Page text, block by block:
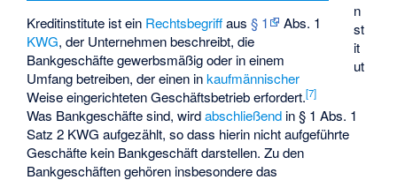
n
st
it
ut
Kreditinstitute ist ein Rechtsbegriffaus§ 1
Abs. 1
KWG, der Unternehmen beschreibt, die
Bankgeschäfte gewerbsmäßig oder in einem
Umfang betreiben, der einen inkaufmännischer
Weise eingerichteten Geschäftsbetrieb erfordert.[7]
Was Bankgeschäfte sind, wirdabschließend in § 1 Abs. 1
Satz 2 KWG aufgezählt, so dass hierin nicht aufgeführte
Geschäfte kein Bankgeschäft darstellen. Zu den
Bankgeschäften gehören insbesondere das